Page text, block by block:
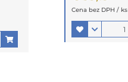
Cena bez DPH / ks